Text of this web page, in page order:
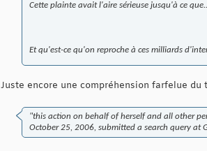
Cette plainte avait l'aire sérieuse jusqu'à ce
Et qu'est-ce qu'on reproche à ces milliards
Juste encore une compréhension farfelue du
"this action on behalf of herself and all other
October 25, 2006, submitted a search query at